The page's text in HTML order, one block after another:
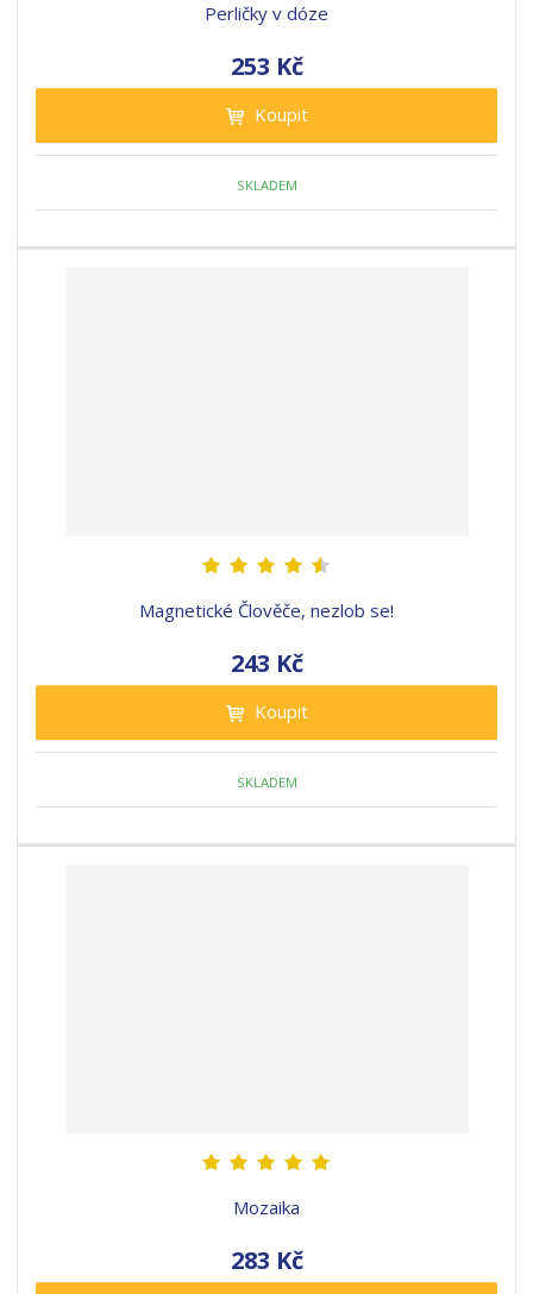
Perličky v dóze
253 Kč
Koupit
SKLADEM
Magnetické Člověče, nezlob se!
243 Kč
Koupit
SKLADEM
Mozaika
283 Kč